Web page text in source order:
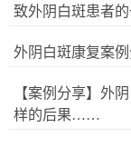
致外阴白斑患者
外阴白斑康复案例
【案例分享】外
样的后果……